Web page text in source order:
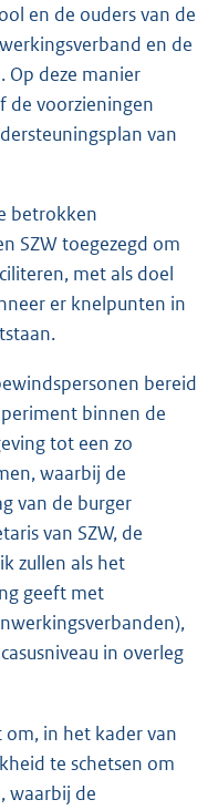
en de ouders van de
en de
Op deze manier
de voorzieningen
van
betrokken
SZW toegezegd om
met als doel
er knelpunten in
bereid
binnen de
tot een zo
waarbij de
van de burger
van SZW, de
zullen als het
geeft met
in overleg
in het kader van
te schetsen om
waarbij de